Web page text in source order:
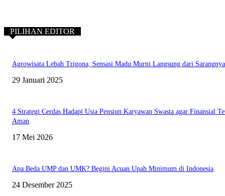
PILIHAN EDITOR
Agrowisata Lebah Trigona, Sensasi Madu Murni Langsung dari Sarangnya
29 Januari 2025
4 Strategi Cerdas Hadapi Usia Pensiun Karyawan Swasta agar Finansial
Aman
17 Mei 2026
Apa Beda UMP dan UMK? Begini Acuan Upah Minimum di Indonesia
24 Desember 2025